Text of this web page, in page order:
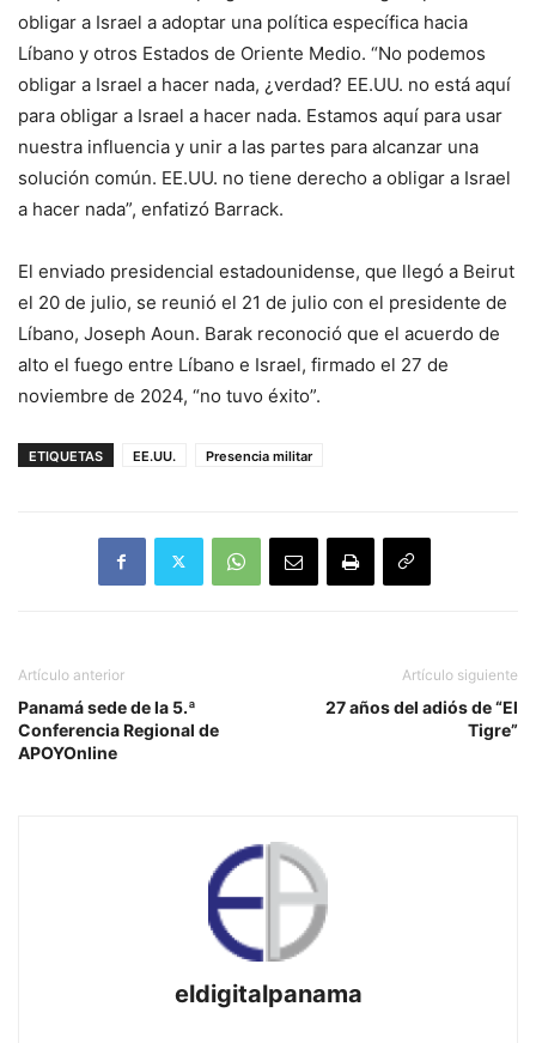
obligar a Israel a adoptar una política específica hacia
Líbano y otros Estados de Oriente Medio. “No podemos
obligar a Israel a hacer nada, ¿verdad? EE.UU. no está aquí
para obligar a Israel a hacer nada. Estamos aquí para usar
nuestra influencia y unir a las partes para alcanzar una
solución común. EE.UU. no tiene derecho a obligar a Israel
a hacer nada”, enfatizó Barrack.
El enviado presidencial estadounidense, que llegó a Beirut
el 20 de julio, se reunió el 21 de julio con el presidente de
Líbano, Joseph Aoun. Barak reconoció que el acuerdo de
alto el fuego entre Líbano e Israel, firmado el 27 de
noviembre de 2024, “no tuvo éxito”.
ETIQUETAS EE.UU. Presencia militar
Artículo anterior
Panamá sede de la 5.ª
Conferencia Regional de
APOYOnline
Artículo siguiente
27 años del adiós de “El
Tigre”
eldigitalpanama